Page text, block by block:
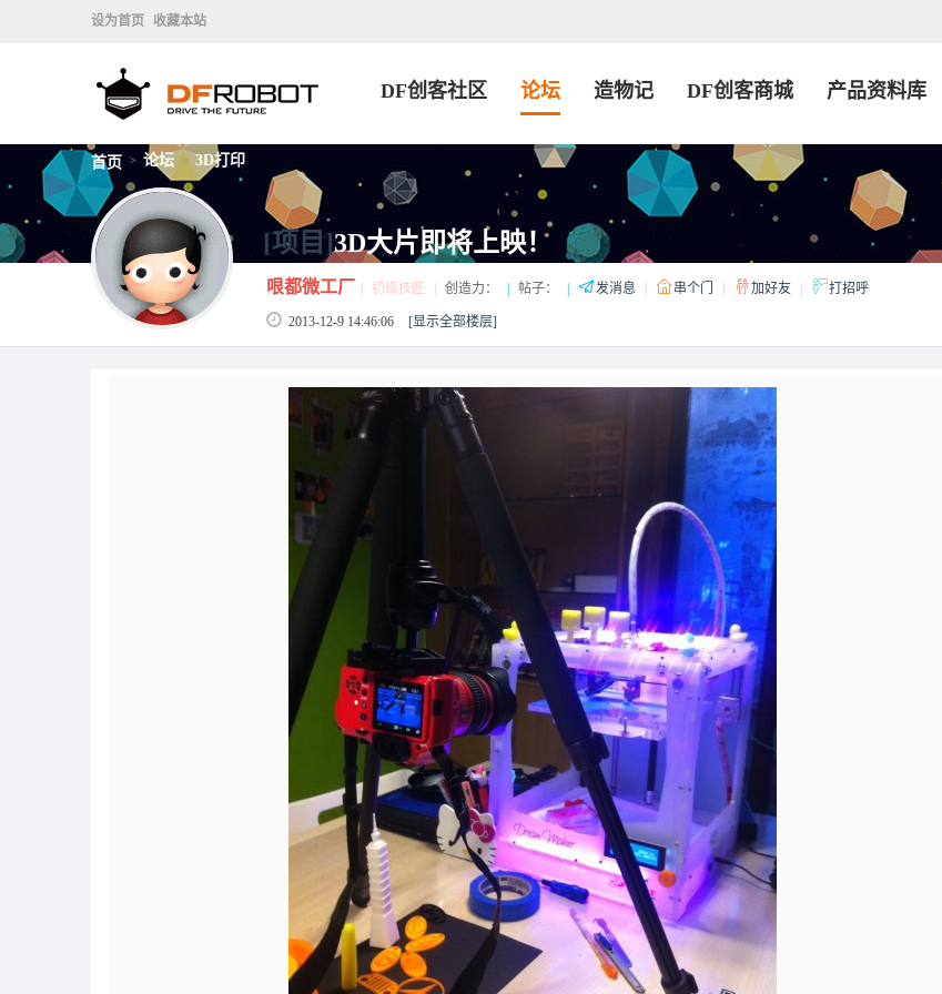
设为首页 收藏本站
DF创客社区 论坛 造物记 DF创客商城 产品资料库
首页 > 论坛 > 3D打印
[项目]3D大片即将上映！
哏都微工厂 初级技匠 创造力： 帖子： 发消息 串个门 加好友 打招呼
2013-12-9 14:46:06 [显示全部楼层]